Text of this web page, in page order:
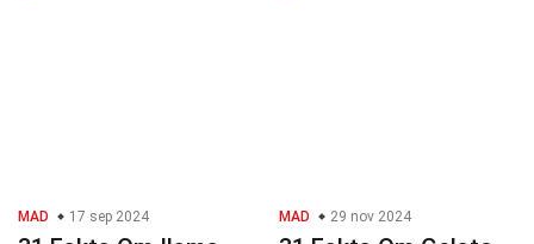
MAD 17 sep 2024 MAD 29 nov 2024